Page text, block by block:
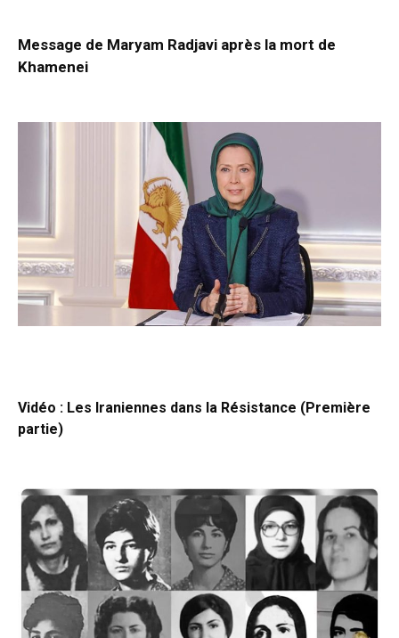
Message de Maryam Radjavi après la mort de
Khamenei
Vidéo : Les Iraniennes dans la Résistance (Première
partie)